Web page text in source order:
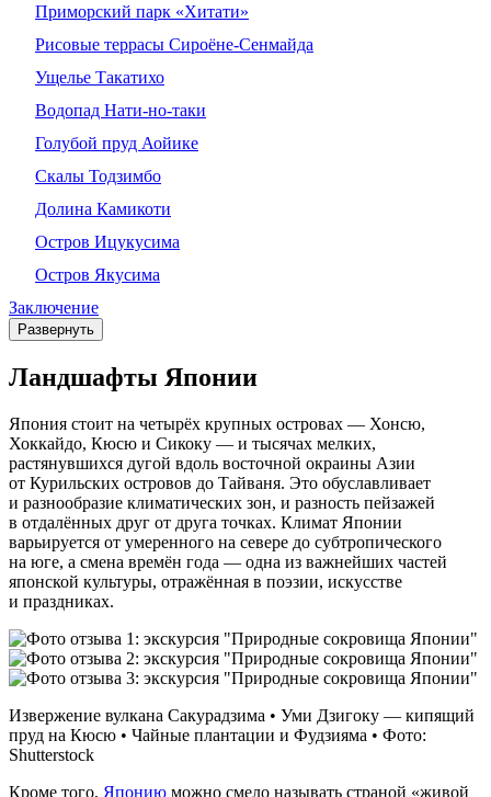
Приморский парк «Хитати»
Рисовые террасы Сироёне‑Сенмайда
Ущелье Такатихо
Водопад Нати‑но‑таки
Голубой пруд Аойике
Скалы Тодзимбо
Долина Камикоти
Остров Ицукусима
Остров Якусима
Заключение
Развернуть
Ландшафты Японии
Япония стоит на четырёх крупных островах — Хонсю,
Хоккайдо, Кюсю и Сикоку — и тысячах мелких,
растянувшихся дугой вдоль восточной окраины Азии
от Курильских островов до Тайваня. Это обуславливает
и разнообразие климатических зон, и разность пейзажей
в отдалённых друг от друга точках. Климат Японии
варьируется от умеренного на севере до субтропического
на юге, а смена времён года — одна из важнейших частей
японской культуры, отражённая в поэзии, искусстве
и праздниках.
Извержение вулкана Сакурадзима • Уми Дзигоку — кипящий
пруд на Кюсю • Чайные плантации и Фудзияма • Фото:
Shutterstock
Кроме того, Японию можно смело называть страной «живой